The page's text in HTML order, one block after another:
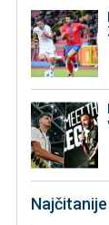
Najčitanije